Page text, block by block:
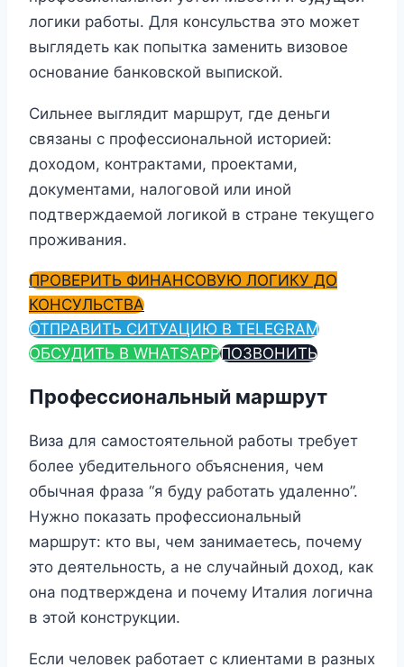
логики работы. Для консульства это может
выглядеть как попытка заменить визовое
основание банковской выпиской.
Сильнее выглядит маршрут, где деньги
связаны с профессиональной историей:
доходом, контрактами, проектами,
документами, налоговой или иной
подтверждаемой логикой в стране текущего
проживания.
ПРОВЕРИТЬ ФИНАНСОВУЮ ЛОГИКУ ДО
КОНСУЛЬСТВА
ОТПРАВИТЬ СИТУАЦИЮ В TELEGRAM
ОБСУДИТЬ В WHATSAPPПОЗВОНИТЬ
Профессиональный маршрут
Виза для самостоятельной работы требует
более убедительного объяснения, чем
обычная фраза “я буду работать удаленно”.
Нужно показать профессиональный
маршрут: кто вы, чем занимаетесь, почему
это деятельность, а не случайный доход, как
она подтверждена и почему Италия логична
в этой конструкции.
Если человек работает с клиентами в разных